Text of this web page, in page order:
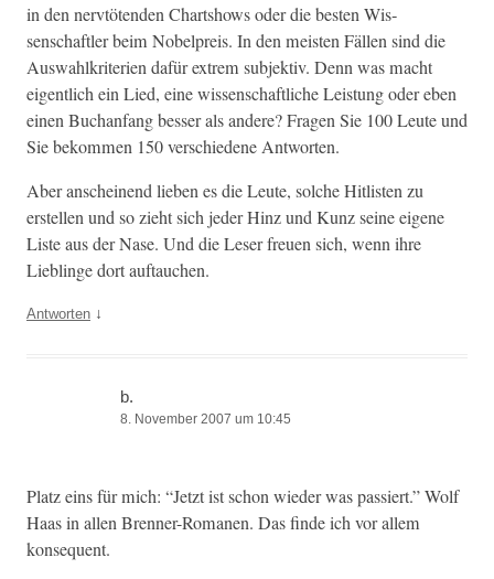
in den nervtö­ten­den Chartshows oder die besten Wis­
senschaftler beim Nobel­preis. In den meis­ten Fällen sind die
Auswahlkri­te­rien dafür extrem sub­jek­tiv. Denn was macht
eigentlich ein Lied, eine wis­senschaftliche Leis­tung oder eben
einen Buchan­fang bess­er als andere? Fra­gen Sie 100 Leute und
Sie bekom­men 150 ver­schiedene Antworten.
Aber anscheinend lieben es die Leute, solche Hitlis­ten zu
erstellen und so zieht sich jed­er Hinz und Kunz seine eigene
Liste aus der Nase. Und die Leser freuen sich, wenn ihre
Lieblinge dort auftauchen.
Antworten ↓
b.
8. November 2007 um 10:45
Platz eins für mich: “Jet­zt ist schon wieder was passiert.” Wolf
Haas in allen Bren­ner-Roma­nen. Das finde ich vor allem
konsequent.